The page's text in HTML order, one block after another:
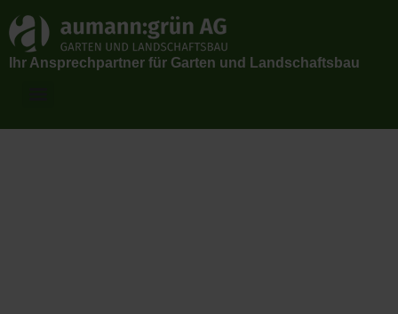
Ihr Ansprechpartner für Garten und Landschaftsbau